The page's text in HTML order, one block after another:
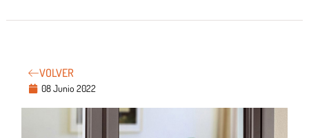
VOLVER
08 Junio 2022